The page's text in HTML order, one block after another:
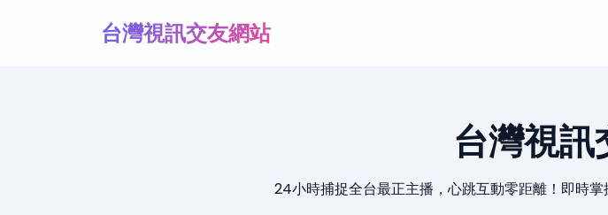
台灣視訊交友網站
台灣視
24小時捕捉全台最正主播，心跳互動零距離！即時